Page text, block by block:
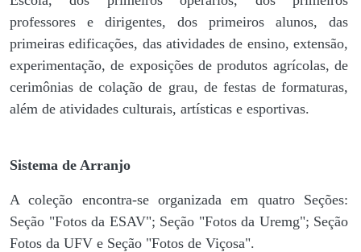
professores e dirigentes, ​dos primeiros alunos, das
primeiras edificações, das atividades de ensino, extensão,
experimentação, de exposições de produtos agrícolas, de
cerimônias de colação de grau, de festas de formaturas,
além de atividades culturais, artísticas e esportivas.
Sistema de Arranjo
A coleção encontra-se organizada em quatro Seções:
Seção "Fotos da ESAV"; Seção "Fotos da Uremg"; Seção
Fotos da UFV e Seção "Fotos de Viçosa".